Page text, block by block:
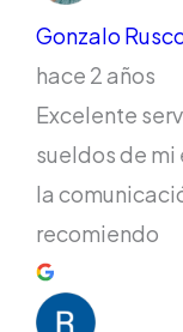
Gonzalo
hace 2 años
Excelente
sueldos de mi
la
recomiendo